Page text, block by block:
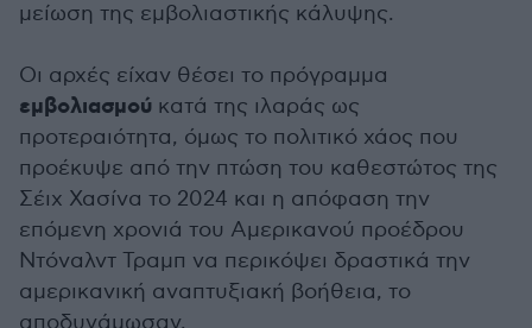
μείωση της εμβολιαστικής κάλυψης.
Οι αρχές είχαν θέσει το πρόγραμμα
εμβολιασμού κατά της ιλαράς ως
προτεραιότητα, όμως το πολιτικό χάος που
προέκυψε από την πτώση του καθεστώτος της
Σέιχ Χασίνα το 2024 και η απόφαση την
επόμενη χρονιά του Αμερικανού προέδρου
Ντόναλντ Τραμπ να περικόψει δραστικά την
αμερικανική αναπτυξιακή βοήθεια, το
αποδυνάμωσαν.